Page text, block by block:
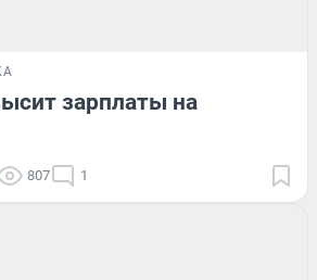
зарплаты на
807 1